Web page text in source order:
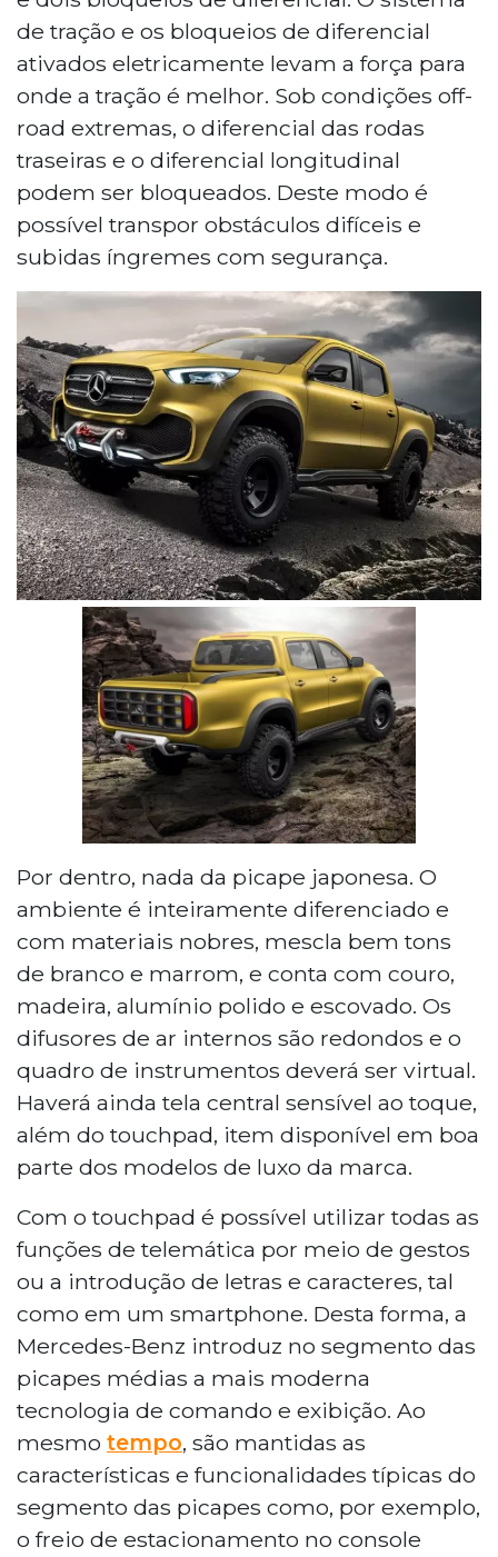
de tração e os bloqueios de diferencial
ativados eletricamente levam a força para
onde a tração é melhor. Sob condições off-
road extremas, o diferencial das rodas
traseiras e o diferencial longitudinal
podem ser bloqueados. Deste modo é
possível transpor obstáculos difíceis e
subidas íngremes com segurança.
Por dentro, nada da picape japonesa. O
ambiente é inteiramente diferenciado e
com materiais nobres, mescla bem tons
de branco e marrom, e conta com couro,
madeira, alumínio polido e escovado. Os
difusores de ar internos são redondos e o
quadro de instrumentos deverá ser virtual.
Haverá ainda tela central sensível ao toque,
além do touchpad, item disponível em boa
parte dos modelos de luxo da marca.
Com o touchpad é possível utilizar todas as
funções de telemática por meio de gestos
ou a introdução de letras e caracteres, tal
como em um smartphone. Desta forma, a
Mercedes-Benz introduz no segmento das
picapes médias a mais moderna
tecnologia de comando e exibição. Ao
mesmo tempo, são mantidas as
características e funcionalidades típicas do
segmento das picapes como, por exemplo,
o freio de estacionamento no console